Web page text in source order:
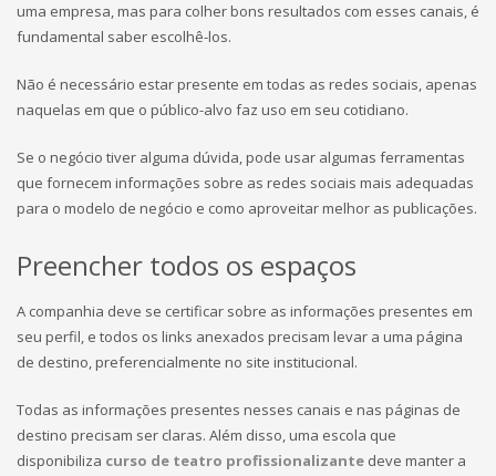
uma empresa, mas para colher bons resultados com esses canais, é
fundamental saber escolhê-los.
Não é necessário estar presente em todas as redes sociais, apenas
naquelas em que o público-alvo faz uso em seu cotidiano.
Se o negócio tiver alguma dúvida, pode usar algumas ferramentas
que fornecem informações sobre as redes sociais mais adequadas
para o modelo de negócio e como aproveitar melhor as publicações.
Preencher todos os espaços
A companhia deve se certificar sobre as informações presentes em
seu perfil, e todos os links anexados precisam levar a uma página
de destino, preferencialmente no site institucional.
Todas as informações presentes nesses canais e nas páginas de
destino precisam ser claras. Além disso, uma escola que
disponibiliza curso de teatro profissionalizante deve manter a